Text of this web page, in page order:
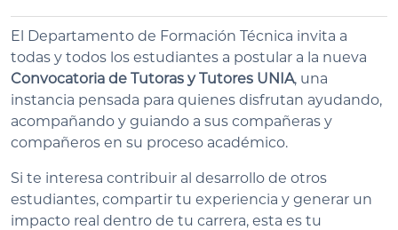
El Departamento de Formación Técnica invita a
todas y todos los estudiantes a postular a la nueva
Convocatoria de Tutoras y Tutores UNIA, una
instancia pensada para quienes disfrutan ayudando,
acompañando y guiando a sus compañeras y
compañeros en su proceso académico.
Si te interesa contribuir al desarrollo de otros
estudiantes, compartir tu experiencia y generar un
impacto real dentro de tu carrera, esta es tu